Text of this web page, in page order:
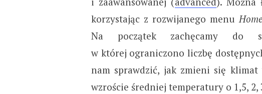
korzystając z rozwijanego menu
Na początek zachęcamy do
w której ograniczono liczbę
nam sprawdzić, jak zmieni się
wzroście średniej temperatury o 1,5, 2,